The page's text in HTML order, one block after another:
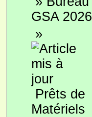
GSA 2026
»
Prêts de
Matériels